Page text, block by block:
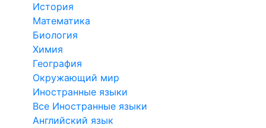
История
Математика
Биология
Химия
География
Окружающий мир
Иностранные языки
Все Иностранные языки
Английский язык